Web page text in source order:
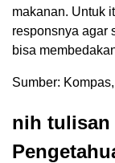
makanan. Untuk
responsnya agar
bisa
Sumber:
nih tulisan